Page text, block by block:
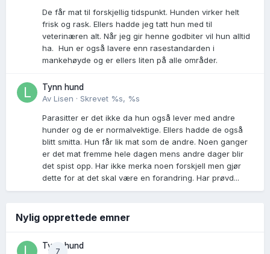
De får mat til forskjellig tidspunkt. Hunden virker helt
frisk og rask. Ellers hadde jeg tatt hun med til
veterinæren alt. Når jeg gir henne godbiter vil hun alltid
ha. Hun er også lavere enn rasestandarden i
mankehøyde og er ellers liten på alle områder.
Tynn hund
Av Lisen · Skrevet %s, %s
Parasitter er det ikke da hun også lever med andre
hunder og de er normalvektige. Ellers hadde de også
blitt smitta. Hun får lik mat som de andre. Noen ganger
er det mat fremme hele dagen mens andre dager blir
det spist opp. Har ikke merka noen forskjell men gjør
dette for at det skal være en forandring. Har prøvd...
Nylig opprettede emner
7
Tynn hund